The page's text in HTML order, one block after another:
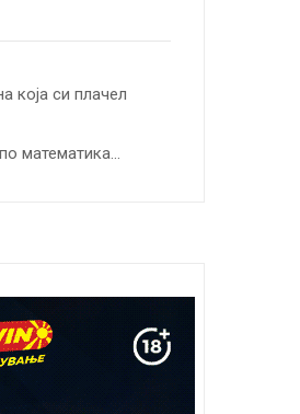
која си плачел
математика…